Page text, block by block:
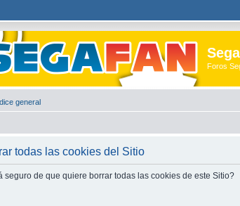
Foros
general
todas las cookies del Sitio
seguro de que quiere borrar todas las cookies de este Sitio?